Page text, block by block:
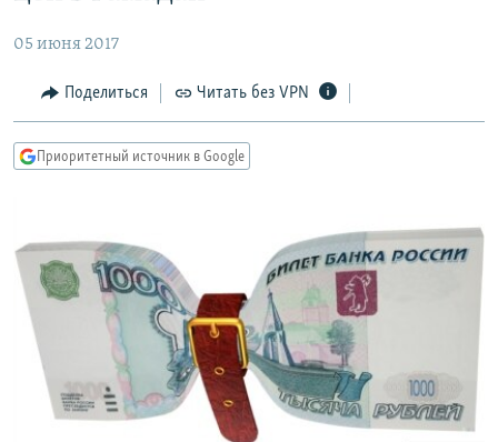
Вернутся
Вернутся
МНЕНИЯ
КУЛЬТУРА
КАВКАЗ.РЕАЛИИ
СИБИРЬ.РЕАЛИИ
РАСПИСАНИЕ ВЕЩАНИЯ
ПОДПИШИТЕСЬ НА РАССЫЛКУ
СОЦИАЛЬНЫЕ СЕТИ
05 июня 2017
Поделиться Читать без VPN
Приоритетный источник в Google